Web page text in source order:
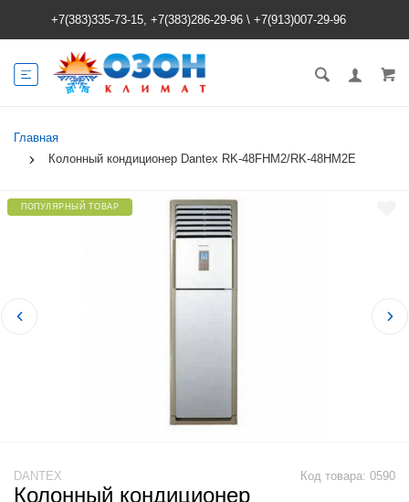
+7(383)335-73-15, +7(383)286-29-96 \ +7(913)007-29-96
Главная
Колонный кондиционер Dantex RK-48FHM2/RK-48HM2E
ПОПУЛЯРНЫЙ ТОВАР
Код товара: 0590
DANTEX
Колонный кондиционер